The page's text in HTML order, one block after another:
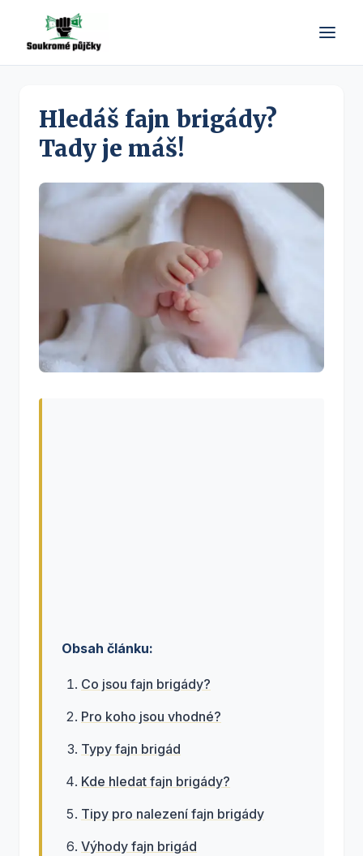
Hledáš fajn brigády?
Tady je máš!
Obsah článku:
Co jsou fajn brigády?
Pro koho jsou vhodné?
Typy fajn brigád
Kde hledat fajn brigády?
Tipy pro nalezení fajn brigády
Výhody fajn brigád